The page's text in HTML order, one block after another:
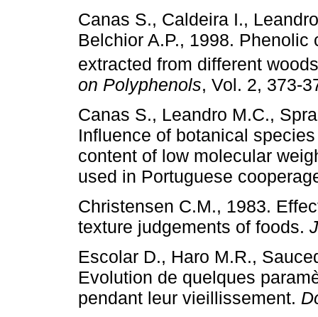
Canas S., Caldeira I.,
Belchior A.P., 1998.
extracted from different
on Polyphenols, Vol. 2, 373-
Canas S., Leandro M.C.,
Influence of botanical
content of low molecular
used in Portuguese
Christensen C.M., 1983.
texture judgements of foods.
Escolar D., Haro M.R.,
Evolution de quelques
pendant leur vieillissement.